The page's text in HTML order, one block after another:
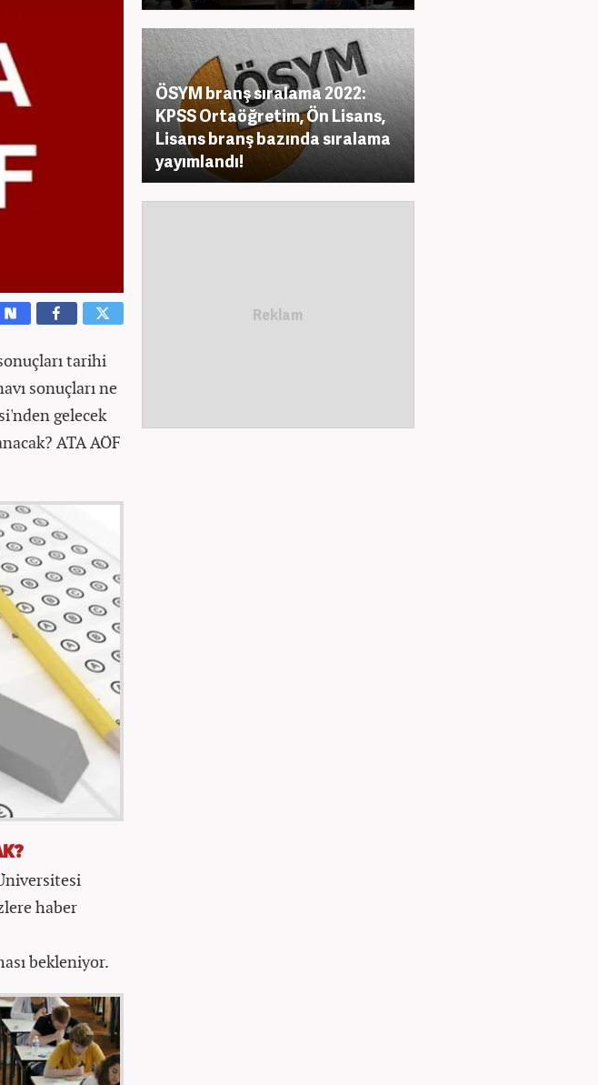
tarihi
sonuçları ne
gelecek
ATA AÖF
haber
bekleniyor.
ÖSYM branş sıralama 2022:
KPSS Ortaöğretim, Ön Lisans,
Lisans branş bazında sıralama
yayımlandı!